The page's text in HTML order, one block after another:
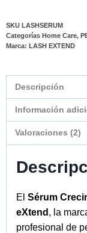
SKU LASHSERUM
Categorías Home Care,
Marca: LASH EXTEND
Descripción
Información
Valoraciones (2)
El Sérum
eXtend , la
profesional de